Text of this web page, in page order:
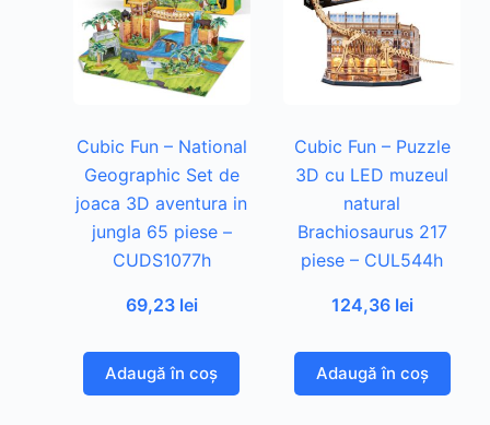
Cubic Fun – National
Geographic Set de
joaca 3D aventura in
jungla 65 piese –
CUDS1077h
69,23 lei
Adaugă în coș
Cubic Fun – Puzzle
3D cu LED muzeul
natural
Brachiosaurus 217
piese – CUL544h
124,36 lei
Adaugă în coș